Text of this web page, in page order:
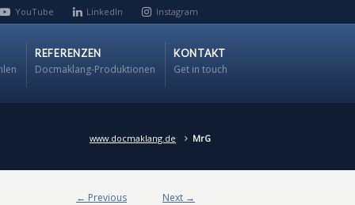
YouTube LinkedIn Instagram
REFERENZEN
Docmaklang-Produktionen
KONTAKT
Get in touch
www.docmaklang.de MrG
← Previous Next →